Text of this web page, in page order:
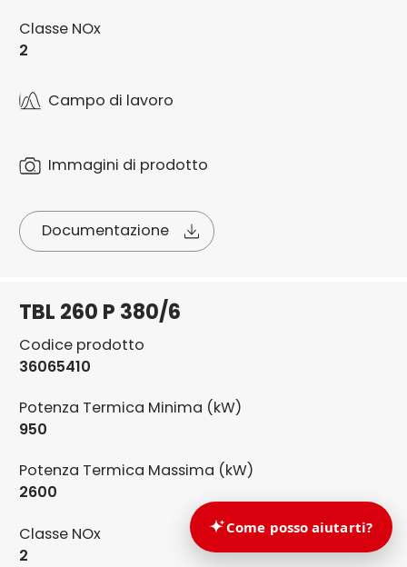
Classe NOx
2
Campo di lavoro
Immagini di prodotto
Documentazione
TBL 260 P 380/6
Codice prodotto
36065410
Potenza Termica Minima (kW)
950
Potenza Termica Massima (kW)
2600
Classe NOx
2